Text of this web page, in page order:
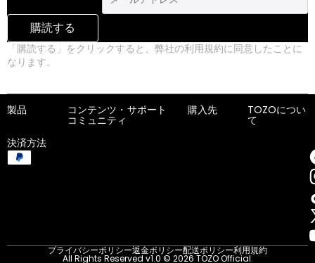
購読する
「購読する」をクリックすると、弊社の利用規約に同意したことに
なります。
製品 コンテンツ・
コミュニティ
サポート 購入先 TOZOについ
て
決済方法
プライバシーポリシー返金ポリシー配送ポリシー利用規約
All Rights Reserved v1.0 © 2026 TOZO Official.